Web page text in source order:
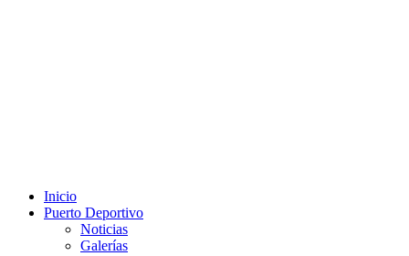
Inicio
Puerto Deportivo
Noticias
Galerías